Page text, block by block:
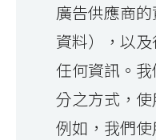
廣告供應商
資料），以
任何資訊。
分之方式，使
例如，我們